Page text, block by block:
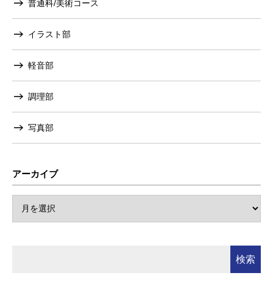
普通科/美術コース
イラスト部
軽音部
調理部
写真部
アーカイブ